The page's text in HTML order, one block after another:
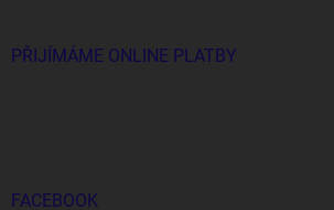
PŘIJÍMÁME ONLINE PLATBY
FACEBOOK